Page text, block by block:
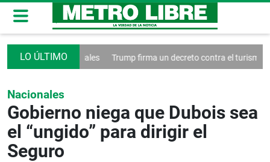
redes sociales Trump firma un decreto contra el turismo
Nacionales
Gobierno niega que Dubois sea
el “ungido” para dirigir el
Seguro